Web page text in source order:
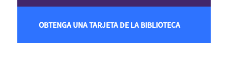
OBTENGA UNA TARJETA DE LA BIBLIOTECA